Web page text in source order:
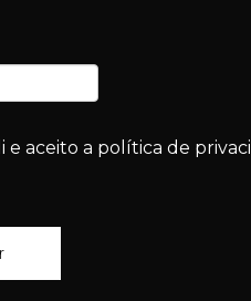
e aceito a política de